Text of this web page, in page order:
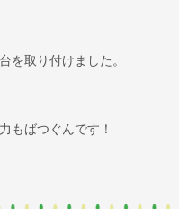
を取り付けました。
もばつぐんです！